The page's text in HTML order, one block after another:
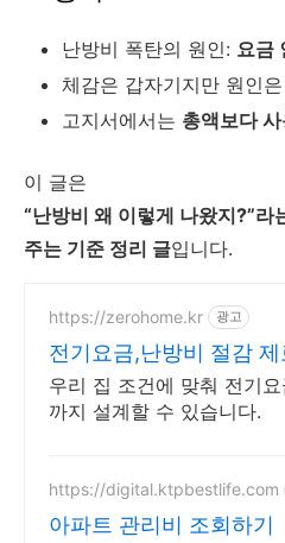
난방비 폭탄의 원인: 요금
체감은 갑자기지만 원인은
고지서에서는 총액보다
이 글은
“난방비 왜 이렇게 나왔지?”
주는 기준 정리 글입니다.
https://zerohome.kr 광고
전기요금,난방비 절감 제
우리 집 조건에 맞춰 전기
까지 설계할 수 있습니다.
https://digital.ktpbestlife.com
아파트 관리비 조회하기